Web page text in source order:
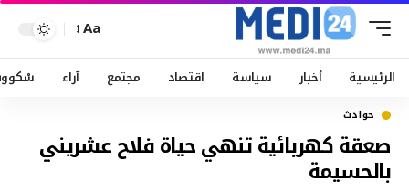
Aa
الرئيسية أخبار سياسة اقتصاد مجتمع آراء
حوادث
صعقة كهربائية تنهي حياة فلاح عشريني
بالحسيمة